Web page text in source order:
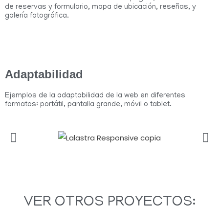
de reservas y formulario, mapa de ubicación, reseñas, y
galería fotográfica.
Adaptabilidad
Ejemplos de la adaptabilidad de la web en diferentes
formatos: portátil, pantalla grande, móvil o tablet.
VER OTROS PROYECTOS: